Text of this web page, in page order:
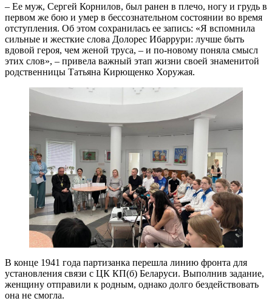
– Ее муж, Сергей Корнилов, был ранен в плечо, ногу и грудь в
первом же бою и умер в бессознательном состоянии во время
отступления. Об этом сохранилась ее запись: «Я вспомнила
сильные и жесткие слова Долорес Ибаррури: лучше быть
вдовой героя, чем женой труса, – и по-новому поняла смысл
этих слов», – привела важный этап жизни своей знаменитой
родственницы Татьяна Кирющенко Хоружая.
В конце 1941 года партизанка перешла линию фронта для
установления связи с ЦК КП(б) Беларуси. Выполнив задание,
женщину отправили к родным, однако долго бездействовать
она не смогла.